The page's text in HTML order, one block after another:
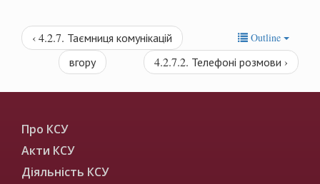
Outline
‹ 4.2.7. Таємниця комунікацій
вгору
4.2.7.2. Телефоні розмови ›
Про КСУ
Акти КСУ
Діяльність КСУ